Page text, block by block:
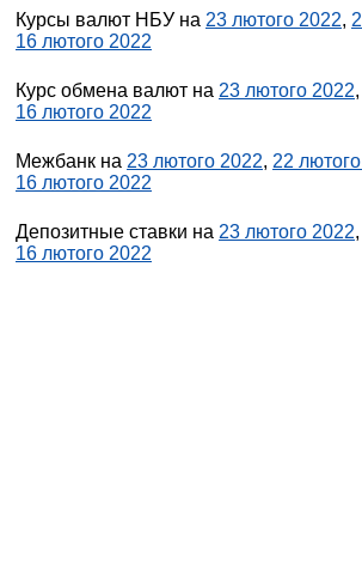
Курсы валют НБУ на 23 лютого 2022,
16 лютого 2022
Курс обмена валют на 23 лютого 2022,
16 лютого 2022
Межбанк на 23 лютого 2022, 22
16 лютого 2022
Депозитные ставки на 23 лютого 2022,
16 лютого 2022